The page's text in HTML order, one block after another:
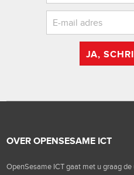
JA,
OVER OPENSESAME ICT
OpenSesame ICT gaat met u graag